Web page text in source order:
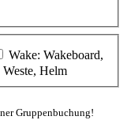
Wake: Wakeboard,
Helm
Gruppenbuchung!